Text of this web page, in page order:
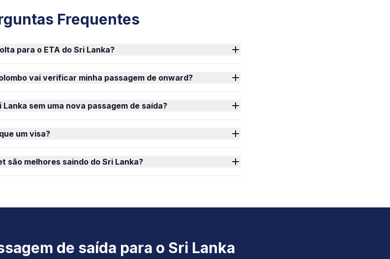
Frequentes
para o ETA do Sri Lanka?
vai verificar minha passagem de onward?
sem uma nova passagem de saída?
um visa?
são melhores saindo do Sri Lanka?
de saída para o Sri Lanka